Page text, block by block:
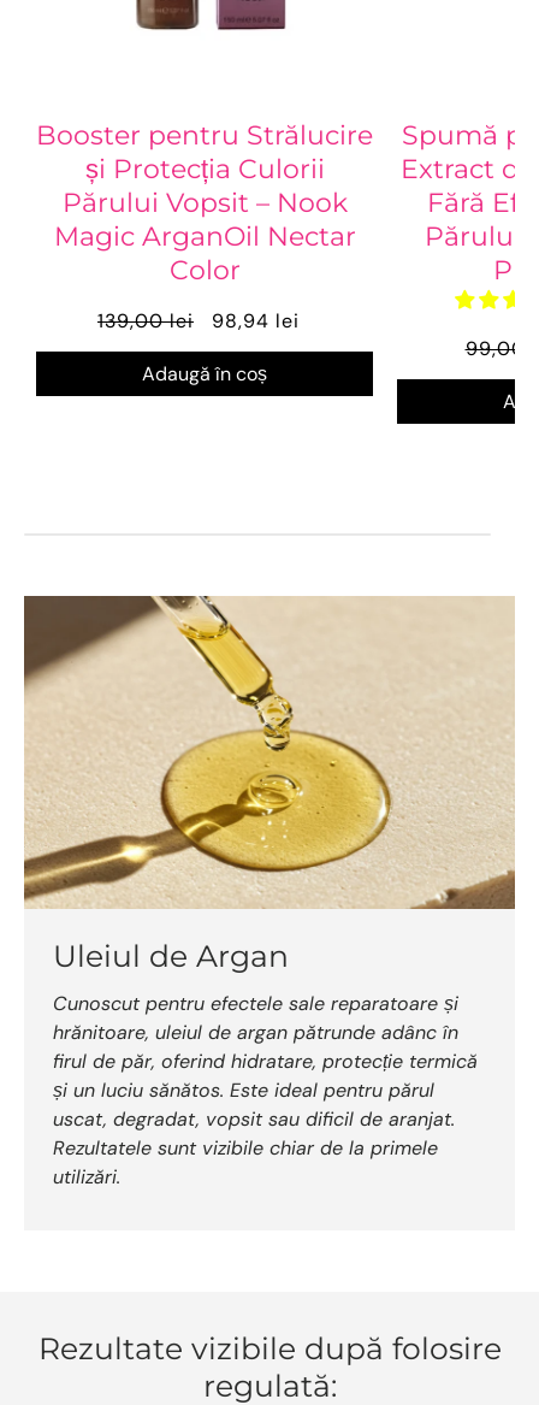
Booster pentru Strălucire
și Protecția Culorii
Părului Vopsit – Nook
Magic ArganOil Nectar
Color
139,00 lei 98,94 lei
Adaugă în coș
Spumă
Extract
Fără
Părului,
99,00
Uleiul de Argan
Cunoscut pentru efectele sale reparatoare și
hrănitoare, uleiul de argan pătrunde adânc în
firul de păr, oferind hidratare, protecție termică
și un luciu sănătos. Este ideal pentru părul
uscat, degradat, vopsit sau dificil de aranjat.
Rezultatele sunt vizibile chiar de la primele
utilizări.
Rezultate vizibile după folosire
regulată: